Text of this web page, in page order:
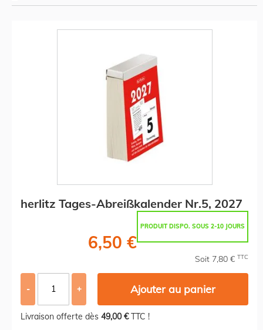
herlitz Tages-Abreißkalender Nr.5, 2027
PRODUIT DISPO. SOUS 2-10 JOURS
6,50 €
Soit 7,80 € TTC
- + Ajouter au panier
Livraison offerte dès 49,00 €TTC !